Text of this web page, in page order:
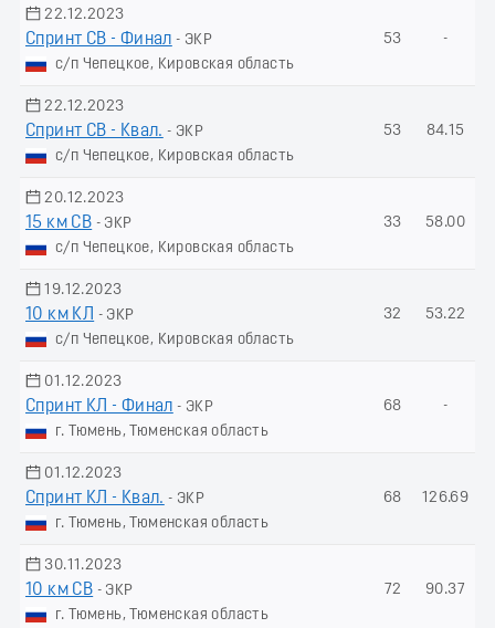
22.12.2023
Спринт СВ - Финал - ЭКР
с/п Чепецкое, Кировская область
53 -
22.12.2023
Спринт СВ - Квал. - ЭКР
с/п Чепецкое, Кировская область
53 84.15
20.12.2023
15 км СВ - ЭКР
с/п Чепецкое, Кировская область
33 58.00
19.12.2023
10 км КЛ
- ЭКР
с/п Чепецкое, Кировская область
32 53.22
01.12.2023
Спринт КЛ - Финал - ЭКР
г. Тюмень, Тюменская область
68 -
01.12.2023
Спринт КЛ - Квал. - ЭКР
г. Тюмень, Тюменская область
68 126.69
30.11.2023
10 км СВ - ЭКР
г. Тюмень, Тюменская область
72 90.37